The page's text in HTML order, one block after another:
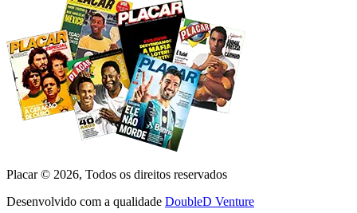
Placar © 2026, Todos os direitos reservados
Desenvolvido com a qualidade DoubleD Venture